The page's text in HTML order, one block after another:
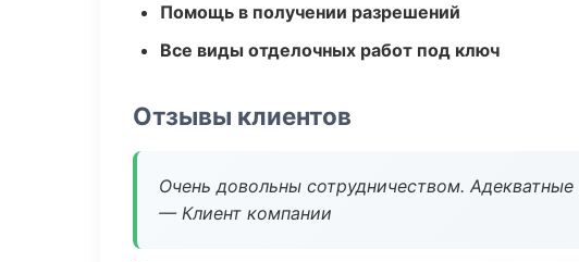
Помощь в получении разрешений
Все виды отделочных работ под ключ
Отзывы клиентов
Очень довольны сотрудничеством.
— Клиент компании